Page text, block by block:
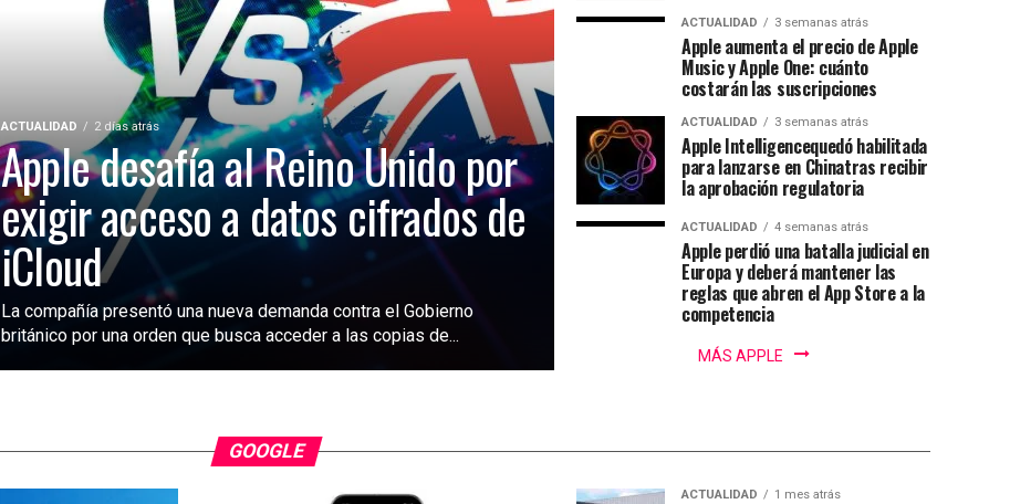
ACTUALIDAD 2 días atrás
Apple desafía al Reino Unido por
exigir acceso a datos cifrados de
iCloud
La compañía presentó una nueva demanda contra el Gobierno
británico por una orden que busca acceder a las copias de...
ACTUALIDAD 3 semanas atrás
Apple aumenta el precio de Apple
Music y Apple One: cuánto
costarán las suscripciones
ACTUALIDAD 3 semanas atrás
Apple Intelligencequedó habilitada
para lanzarse en Chinatras recibir
la aprobación regulatoria
ACTUALIDAD 4 semanas atrás
Apple perdió una batalla judicial en
Europa y deberá mantener las
reglas que abren el App Store a la
competencia
MÁS APPLE
GOOGLE
ACTUALIDAD 1 mes atrás